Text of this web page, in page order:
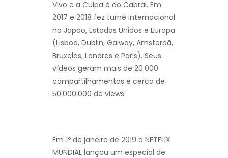
Vivo e a Culpa é do Cabral. Em
2017 e 2018 fez turnê internacional
no Japão, Estados Unidos e Europa
(Lisboa, Dublin, Galway, Amsterdã,
Bruxelas, Londres e Paris). Seus
vídeos geram mais de 20.000
compartilhamentos e cerca de
50.000.000 de views.
Em 1º de janeiro de 2019 a NETFLIX
MUNDIAL lançou um especial de